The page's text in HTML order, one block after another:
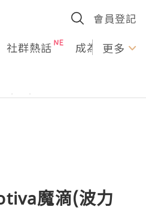
會員登記
社群熱話 成為U更多
魔滴(波力